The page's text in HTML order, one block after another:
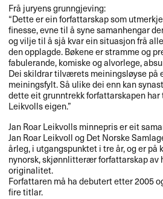
Frå juryens grunngjeving:
“Dette er ein forfattarskap som
finesse, evne til å syne samanhengar
og vilje til å sjå kvar ein situasjon frå
den opplagde. Bøkene er stramme og
fabulerande, komiske og alvorlege,
Dei skildrar tilværets meiningsløyse på
meiningsfylt. Så ulike dei enn kan
dette eit grunntrekk forfattarskapen har
Leikvolls eigen.”
Jan Roar Leikvolls minnepris er eit
Jan Roar Leikvoll og Det Norske
årleg, i utgangspunktet i tre år, og er på
nynorsk, skjønnlitterær forfattarskap av
originalitet.
Forfattaren må ha debutert etter 2005
fire titlar.